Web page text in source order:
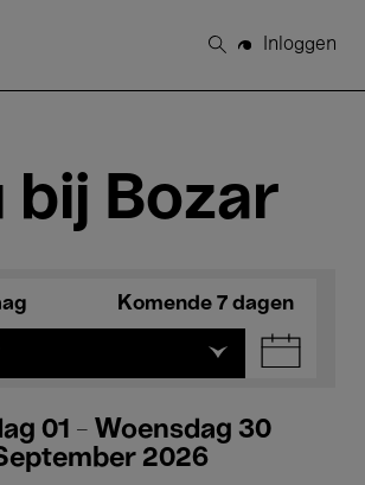
Zoeken
Inloggen
bij Bozar
Komende 7 dagen
01 - Woensdag 30
2026